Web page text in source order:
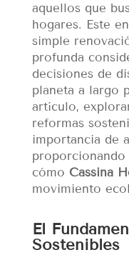
aquellos que
hogares. Este
simple
profunda
decisiones de
planeta a largo
artículo,
reformas
importancia de
proporcionando
cómo Cassina
movimiento
El
Sostenibles